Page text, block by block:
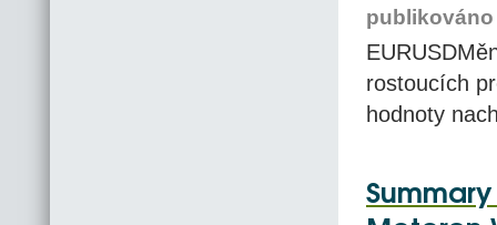
publikováno
rostoucích
hodnoty